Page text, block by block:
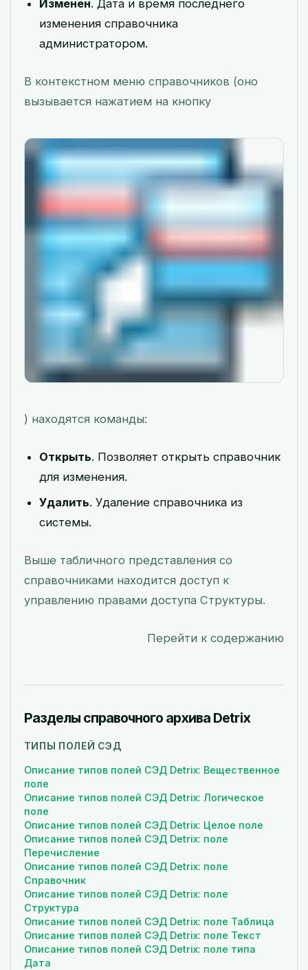
Изменен. Дата и время последнего
изменения справочника
администратором.
В контекстном меню справочников (оно
вызывается нажатием на кнопку
) находятся команды:
Открыть. Позволяет открыть справочник
для изменения.
Удалить. Удаление справочника из
системы.
Выше табличного представления со
справочниками находится доступ к
управлению правами доступа Структуры.
Перейти к содержанию
Разделы справочного архива Detrix
ТИПЫ ПОЛЕЙ СЭД
Описание типов полей СЭД Detrix: Вещественное
поле
Описание типов полей СЭД Detrix: Логическое
поле
Описание типов полей СЭД Detrix: Целое поле
Описание типов полей СЭД Detrix: поле
Перечисление
Описание типов полей СЭД Detrix: поле
Справочник
Описание типов полей СЭД Detrix: поле
Структура
Описание типов полей СЭД Detrix: поле Таблица
Описание типов полей СЭД Detrix: поле Текст
Описание типов полей СЭД Detrix: поле типа
Дата